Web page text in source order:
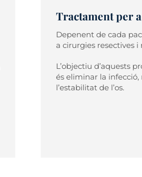
Tractament per
Depenent de cada
a cirurgies resectives i
L’objectiu d’aquests
és eliminar la
l’estabilitat de l’os.